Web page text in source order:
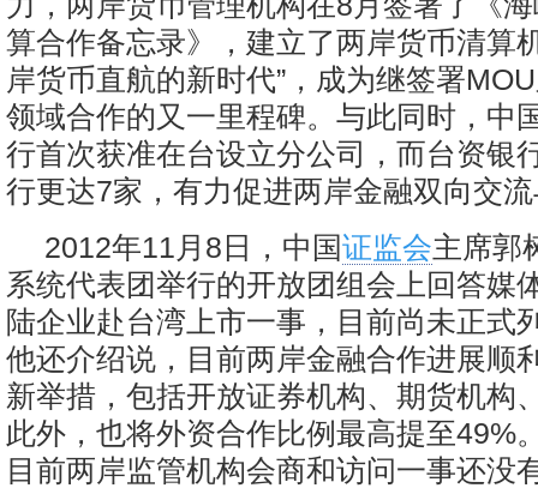
算合作备忘录》，建立了两岸货币清算
岸货币直航的新时代”，成为继签署
领域合作的又一里程碑。与此同时，中
行首次获准在台设立分公司，而台资银
行更达7家，有力促进两岸金融双向交
2012年11月8日，中国证监会主席郭
系统代表团举行的开放团组会上回答媒
陆企业赴台湾上市一事，目前尚未正式
他还介绍说，目前两岸金融合作进展顺
新举措，包括开放证券机构、期货机构
此外，也将外资合作比例最高提至49%
目前两岸监管机构会商和访问一事还没